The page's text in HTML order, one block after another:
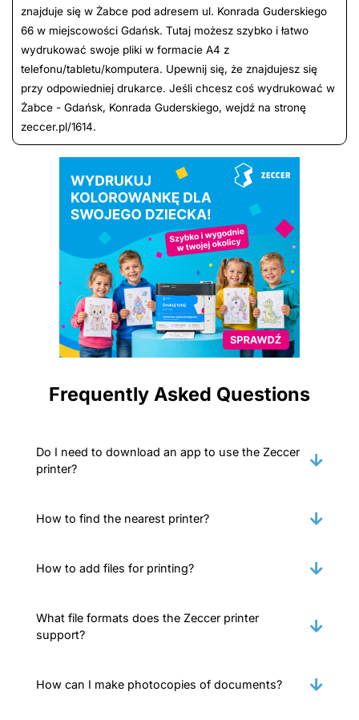
znajduje się w Żabce pod adresem ul. Konrada Guderskiego
66 w miejscowości Gdańsk. Tutaj możesz szybko i łatwo
wydrukować swoje pliki w formacie A4 z
telefonu/tabletu/komputera. Upewnij się, że znajdujesz się
przy odpowiedniej drukarce. Jeśli chcesz coś wydrukować w
Żabce - Gdańsk, Konrada Guderskiego, wejdź na stronę
zeccer.pl/1614.
Frequently Asked Questions
Do I need to download an app to use the Zeccer
printer?
How to find the nearest printer?
How to add files for printing?
What file formats does the Zeccer printer
support?
How can I make photocopies of documents?